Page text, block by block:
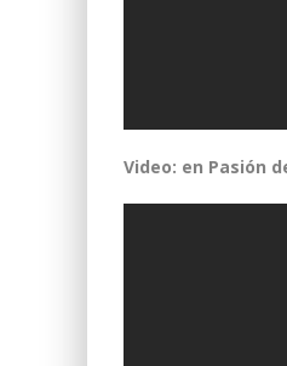
Video: en Pasión